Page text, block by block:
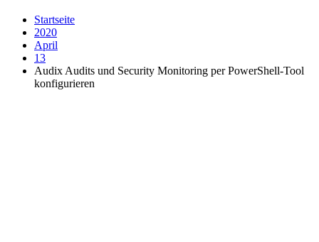
Startseite
2020
April
13
Audix Audits und Security Monitoring per PowerShell-Tool
konfigurieren